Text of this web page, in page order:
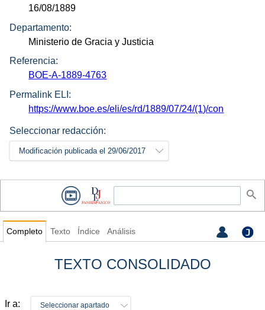
16/08/1889
Departamento:
Ministerio de Gracia y Justicia
Referencia:
BOE-A-1889-4763
Permalink ELI:
https://www.boe.es/eli/es/rd/1889/07/24/(1)/con
Seleccionar redacción:
Modificación publicada el 29/06/2017
Completo Texto Índice Análisis
TEXTO CONSOLIDADO
Ir a: Seleccionar apartado